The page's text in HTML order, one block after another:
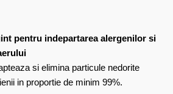
pentru indepartarea alergenilor si
si elimina particule nedorite
in proportie de minim 99%.